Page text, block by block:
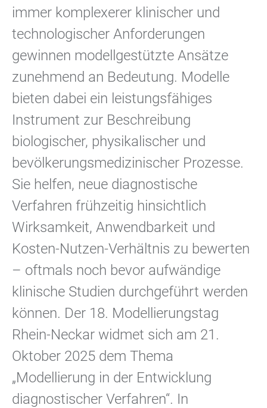
immer komplexerer klinischer und
technologischer Anforderungen
gewinnen modellgestützte Ansätze
zunehmend an Bedeutung. Modelle
bieten dabei ein leistungsfähiges
Instrument zur Beschreibung
biologischer, physikalischer und
bevölkerungsmedizinischer Prozesse.
Sie helfen, neue diagnostische
Verfahren frühzeitig hinsichtlich
Wirksamkeit, Anwendbarkeit und
Kosten-Nutzen-Verhältnis zu bewerten
– oftmals noch bevor aufwändige
klinische Studien durchgeführt werden
können. Der 18. Modellierungstag
Rhein-Neckar widmet sich am 21.
Oktober 2025 dem Thema
„Modellierung in der Entwicklung
diagnostischer Verfahren“. In